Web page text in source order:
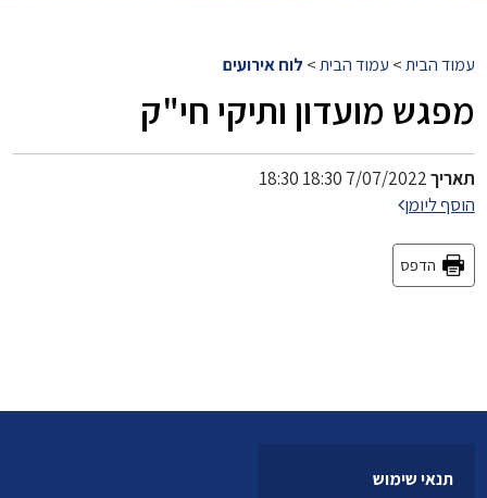
עמוד הבית> עמוד הבית> לוח אירועים
מפגש מועדון ותיקי חי"ק
תאריך
הוסף ליומן
הדפס
תנאי שימוש